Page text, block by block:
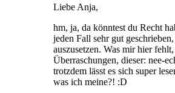
Liebe Anja,
hm, ja, da könntest du Recht
jeden Fall sehr gut
auszusetzen. Was mir hier
Überraschungen, dieser: nee-
trotzdem lässt es sich super
was ich meine?! :D